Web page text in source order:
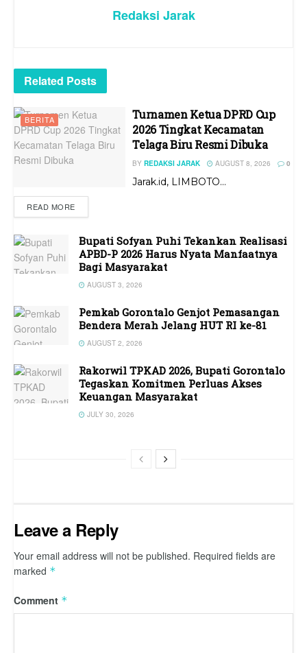
Redaksi Jarak
Related Posts
BERITA
Turnamen Ketua DPRD Cup
2026 Tingkat Kecamatan
Telaga Biru Resmi Dibuka
BY REDAKSI JARAK AUGUST 8, 2026 0
Jarak.id, LIMBOTO...
READ MORE
Bupati Sofyan Puhi Tekankan Realisasi
APBD-P 2026 Harus Nyata Manfaatnya
Bagi Masyarakat
AUGUST 3, 2026
Pemkab Gorontalo Genjot Pemasangan
Bendera Merah Jelang HUT RI ke-81
AUGUST 2, 2026
Rakorwil TPKAD 2026, Bupati Gorontalo
Tegaskan Komitmen Perluas Akses
Keuangan Masyarakat
JULY 30, 2026
Leave a Reply
Your email address will not be published. Required fields are
marked *
Comment *